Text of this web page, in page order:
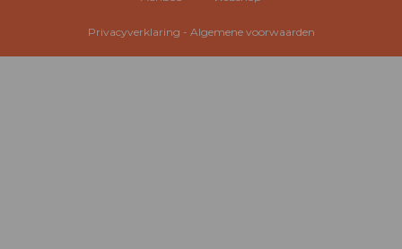
Privacyverklaring - Algemene voorwaarden